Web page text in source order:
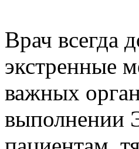
Врач всегда
экстренные
важных
выполнении